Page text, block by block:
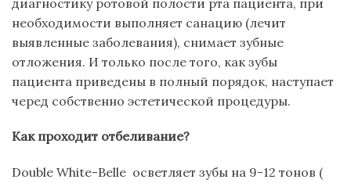
необходимости выполняет санацию (лечит
выявленные заболевания), снимает зубные
отложения. И только после того, как зубы
пациента приведены в полный порядок, наступает
черед собственно эстетической процедуры.
Как проходит отбеливание?
Double White-Belle осветляет зубы на 9-12 тонов (